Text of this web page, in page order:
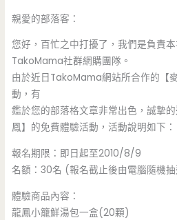
親愛的部落客：
您好，百忙之中打擾了，我們是負責
TakoMama社群網購團隊。
由於近日TakoMama網站所合作的【
動，有
鑑於您的部落格文章非常出色，誠摯
鳳】的免費體驗活動，活動說明如下：
報名期限：即日起至2010/8/9
名額：30名 (報名截止後由電腦隨機
體驗商品內容：
龍鳳小籠鮮湯包一盒(20顆)